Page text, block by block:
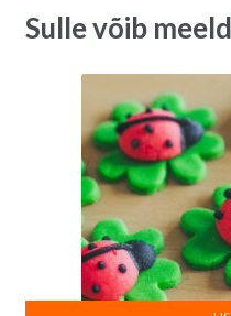
quantity
Sulle võib